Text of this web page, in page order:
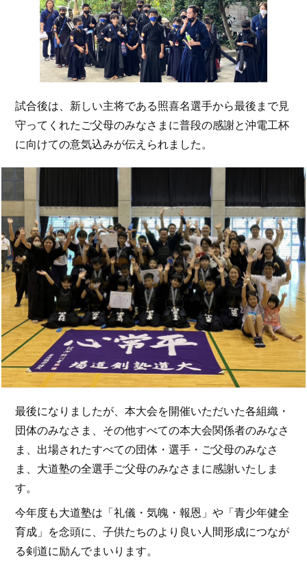
試合後は、新しい主将である照喜名選手から最後まで見
守ってくれたご父母のみなさまに普段の感謝と沖電工杯
に向けての意気込みが伝えられました。
最後になりましたが、本大会を開催いただいた各組織・
団体のみなさま、その他すべての本大会関係者のみなさ
ま、出場されたすべての団体・選手・ご父母のみなさ
ま、大道塾の全選手ご父母のみなさまに感謝いたしま
す。
今年度も大道塾は「礼儀・気魄・報恩」や「青少年健全
育成」を念頭に、子供たちのより良い人間形成につなが
る剣道に励んでまいります。